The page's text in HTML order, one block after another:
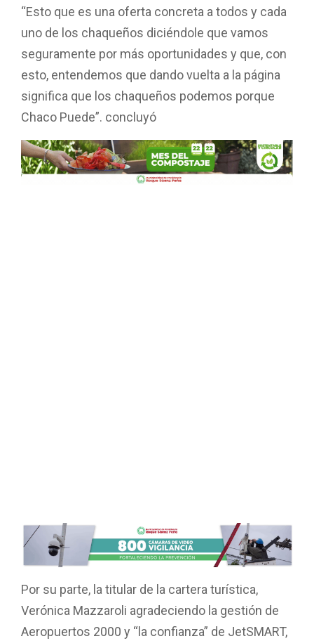
“Esto que es una oferta concreta a todos y cada
uno de los chaqueños diciéndole que vamos
seguramente por más oportunidades y que, con
esto, entendemos que dando vuelta a la página
significa que los chaqueños podemos porque
Chaco Puede”. concluyó
Por su parte, la titular de la cartera turística,
Verónica Mazzaroli agradeciendo la gestión de
Aeropuertos 2000 y “la confianza” de JetSMART,